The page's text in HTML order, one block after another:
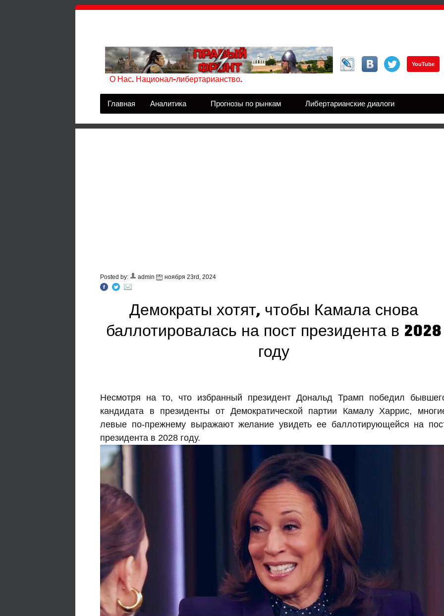
О Нас. Национал-либертарианство.
YouTube
Главная Аналитика Прогнозы по рынкам Либертарианские диалоги
Posted by: admin ноября 23rd, 2024
Демократы хотят, чтобы Камала снова
баллотировалась на пост президента в 2028
году
Несмотря на то, что избранный президент Дональд Трамп победил
кандидата в президенты от Демократической партии Камалу Харрис,
левые по-прежнему выражают желание увидеть ее баллотирующейся на
президента в 2028 году.